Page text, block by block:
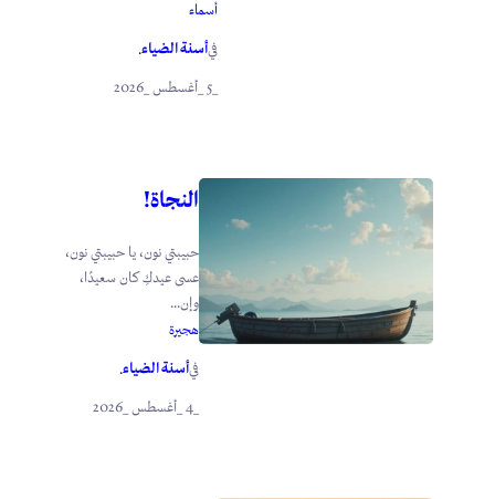
أسماء
فيأسنة الضياء.
_5 _أغسطس _2026
النجاة!
حبيبتي نون، يا حبيبتي نون،
عسى عيدكِ كان سعيدًا،
وإن...
هجيرة
فيأسنة الضياء.
_4 _أغسطس _2026